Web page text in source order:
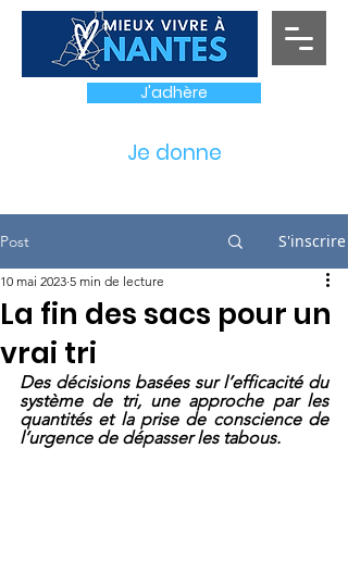
J'adhère
Je donne
Post S'inscrire
La fin des sacs pour un
vrai tri
10 mai 2023 5 min de lecture
Des décisions basées sur l’efficacité du
système de tri, une approche par les
quantités et la prise de conscience de
l’urgence de dépasser les tabous.